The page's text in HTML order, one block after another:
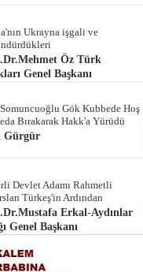
Ukrayna işgali ve
Öz Türk
Genel Başkanı
Gök Kubbede Hoş
Bırakarak Hakk'a Yürüdü
Gürgür
Devlet Adamı Rahmetli
Türkeş'in Ardından
Erkal-Aydınlar
Genel Başkanı